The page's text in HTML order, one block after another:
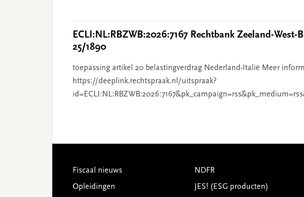
ECLI:NL:RBZWB:2026:7167 Rechtbank Zeeland-West-
25/1890
toepassing artikel 20 belastingverdrag Nederland-Italië Meer
https://deeplink.rechtspraak.nl/uitspraak?
Footer
Fiscaal nieuws
Opleidingen
NDFR
JES! (ESG producten)